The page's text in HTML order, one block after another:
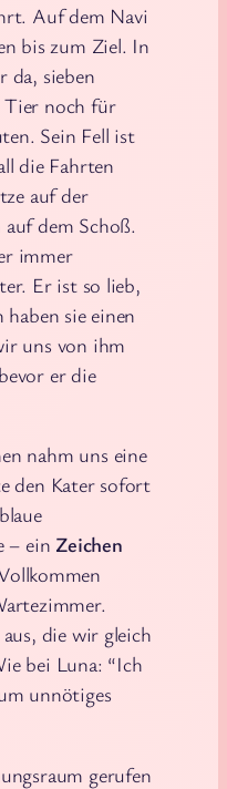
Auf dem Navi
bis zum Ziel. In
da, sieben
Tier noch für
Sein Fell ist
die Fahrten
auf der
dem Schoß.
immer
Er ist so lieb,
sie einen
uns von ihm
er die
nahm uns eine
den Kater sofort
– ein Zeichen
die wir gleich
bei Luna: “Ich
unnötiges
gerufen